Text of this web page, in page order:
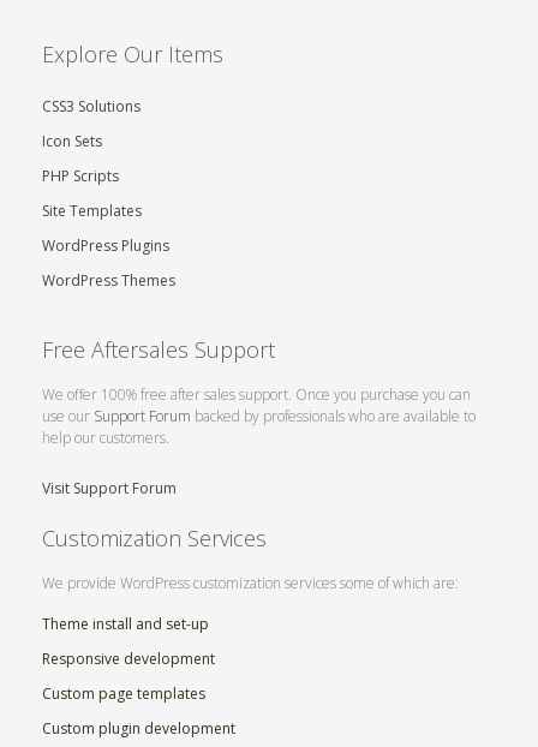
Explore Our Items
CSS3 Solutions
Icon Sets
PHP Scripts
Site Templates
WordPress Plugins
WordPress Themes
Free Aftersales Support
We offer 100% free after sales support. Once you purchase you can
use our Support Forum backed by professionals who are available to
help our customers.
Visit Support Forum
Customization Services
We provide WordPress customization services some of which are:
Theme install and set-up
Responsive development
Custom page templates
Custom plugin development